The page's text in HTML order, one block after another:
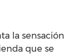
la sensación
que se